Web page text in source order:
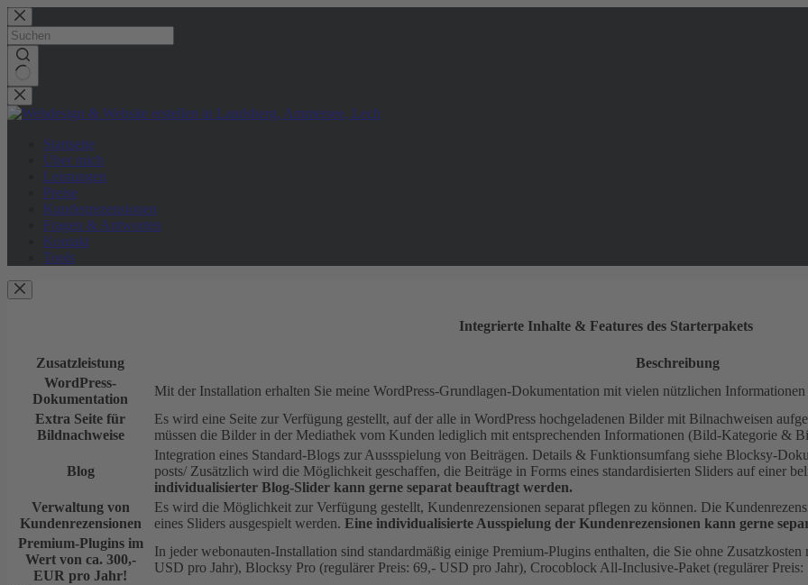
Zum
Inhalt
springen
Keine
Ergebnisse
Startseite
Über mich
Leistungen
Preise
Kundenrezensionen
Fragen & Antworten
Kontakt
Tools
Integrierte Inhalte & Features des Starterpakets
Zusatzleistung
Beschreibung
WordPress-
Dokumentation
Mit der Installation erhalten Sie meine WordPress-Grundlagen-Dokumentation mit vielen nützlichen
Extra Seite für
Bildnachweise
Es wird eine Seite zur Verfügung gestellt, auf der alle in WordPress hochgeladenen Bilder mit Bilnachweisen
müssen die Bilder in der Mediathek vom Kunden lediglich mit entsprechenden Informationen (Bild-Kategorie &
Blog
Integration eines Standard-Blogs zur Aussspielung von Beiträgen. Details & Funktionsumfang siehe Blocksy-
posts/ Zusätzlich wird die Möglichkeit geschaffen, die Beiträge in Forms eines standardisierten Sliders auf einer
individualisierter Blog-Slider kann gerne separat beauftragt werden.
Verwaltung von
Kundenrezensionen
Es wird die Möglichkeit zur Verfügung gestellt, Kundenrezensionen separat pflegen zu können. Die
eines Sliders ausgespielt werden. Eine individualisierte Ausspielung der Kundenrezensionen kann gerne
Premium-Plugins im
Wert von ca. 300,-
EUR pro Jahr!
In jeder webonauten-Installation sind standardmäßig einige Premium-Plugins enthalten, die Sie ohne
USD pro Jahr), Blocksy Pro (regulärer Preis: 69,- USD pro Jahr), Crocoblock All-Inclusive-Paket (regulärer